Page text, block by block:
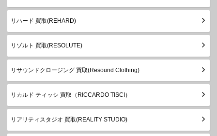
リハード 買取(REHARD)
リゾルト 買取(RESOLUTE)
リサウンドクロージング 買取(Resound Clothing)
リカルド ティッシ 買取（RICCARDO TISCI）
リアリティスタジオ 買取(REALITY STUDIO)